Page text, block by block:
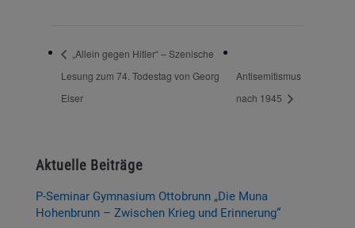
„Allein gegen Hitler“ – Szenische
Lesung zum 74. Todestag von Georg
Elser
Antisemitismus
nach 1945
Aktuelle Beiträge
P-Seminar Gymnasium Ottobrunn „Die Muna
Hohenbrunn – Zwischen Krieg und Erinnerung“